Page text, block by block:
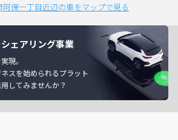
阿保一丁目近辺の車をマップで見る
ェアリング事業
現。
スを始められるプラット
してみませんか？